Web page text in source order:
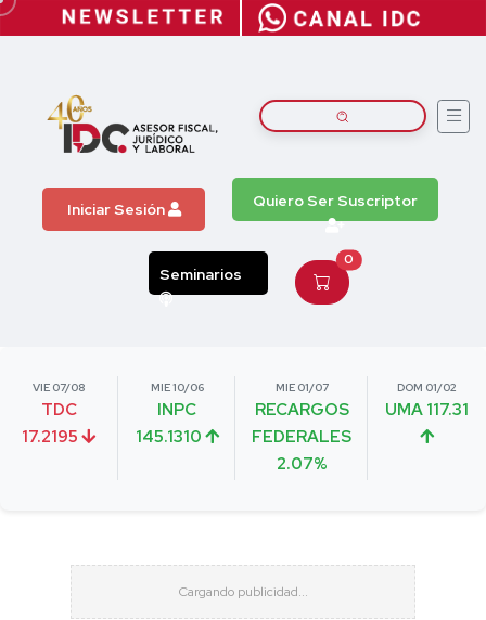
Iniciar Sesión Quiero Ser Suscriptor
Seminarios
0
VIE 07/08
TDC
17.2195
MIE 10/06
INPC
145.1310
MIE 01/07
RECARGOS
FEDERALES
2.07%
DOM 01/02
UMA 117.31